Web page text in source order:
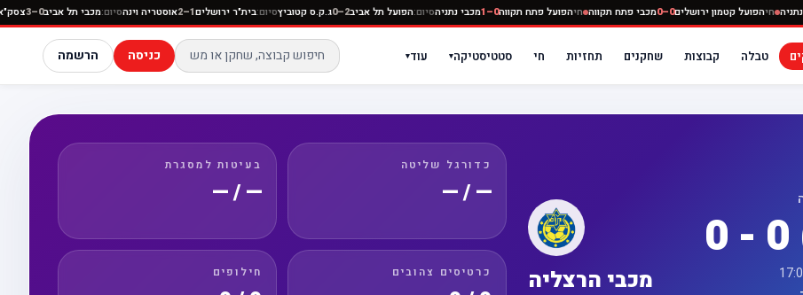
מכבי נתניה חיהפועל קטמון ירושלים0–0 מכבי פתח תקווה חיהפועל פתח תקווה0–1 מכבי נתניהסיום:הפועל תל אביב2–0 ג.ק.ס קטוביץסיום:בית"ר ירושלים1–2 אוסטריה וינהסיום:מכבי תל אביב0–3
טבלה קבוצות שחקנים תחזיות חי סטטיסטיקה▾ עוד▾ כניסה הרשמה
מכבי הרצליה
כדורגל שליטה
— / —
בעיטות למסגרת
— / —
כרטיסים צהובים חילופים